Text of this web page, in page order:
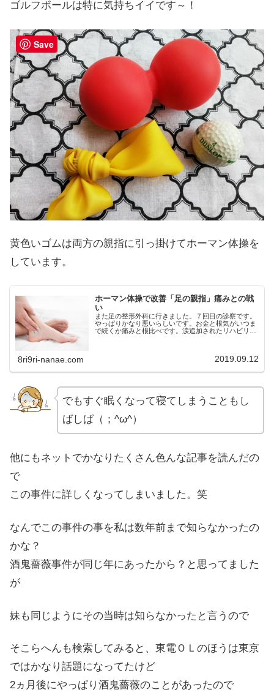
ゴルフボールは特に気持ちイイです～！
黄色いゴムは両方の親指に引っ掛けてホーマン体操を
しています。
ホーマン体操で改善「足の親指」痛みとの戦
い
また足の整形外科に行きました。７回目の診察です。
やっぱりかなり悪いらしいです。お金と根気がいつま
で続くか痛みと根比べです。涙追加されたリハビリと
8ri9ri-nanae.com 2019.09.12
でもすぐ眠くなって寝てしまうこともし
ばしば（；^ω^）
他にもネットでかなりたくさん色んな記事を読んだの
で
この事件に詳しくなってしまいました。笑
なんでこの事件の事を私は数年前まで知らなかったの
かな？
酒鬼薔薇事件が同じ年にあったから？と思ってました
が
妹も同じようにその当時は知らなかったと言うので
そこらへんも検索してみると、東電ＯＬのほうは東京
ではかなり話題になってたけど
2ヵ月後にやっぱり酒鬼薔薇のことがあったので
Save